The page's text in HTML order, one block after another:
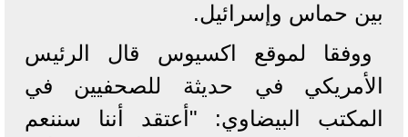
بين حماس وإسرائيل.
ووفقا لموقع اكسيوس قال الرئيس
الأمريكي في حديثة للصحفيين في
المكتب البيضاوي: "أعتقد أننا سننعم